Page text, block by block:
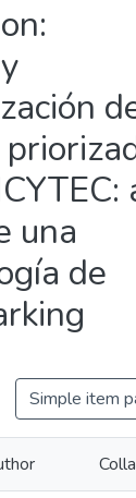
una
de
Simple item